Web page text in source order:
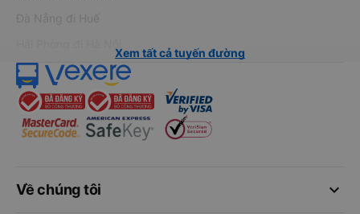
Đà Nẵng đi Huế
Xem tất cả tuyến đường
keyboard_arrow_down
Về chúng tôi